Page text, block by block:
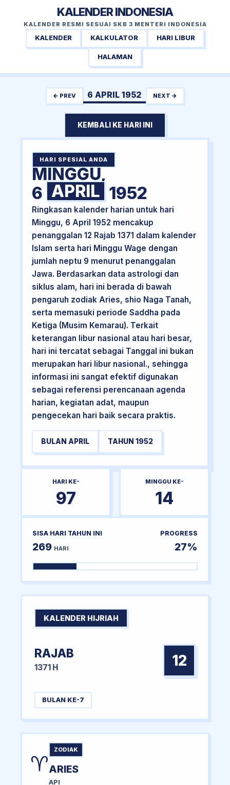
KALENDER INDONESIA
KALENDER RESMI SESUAI SKB 3 MENTERI INDONESIA
KALENDER KALKULATOR HARI LIBUR
HALAMAN
← PREV 6 APRIL 1952 NEXT →
KEMBALI KE HARI INI
HARI SPESIAL ANDA
MINGGU,
6 APRIL 1952
Ringkasan kalender harian untuk hari
Minggu, 6 April 1952 mencakup
penanggalan 12 Rajab 1371 dalam kalender
Islam serta hari Minggu Wage dengan
jumlah neptu 9 menurut penanggalan
Jawa. Berdasarkan data astrologi dan
siklus alam, hari ini berada di bawah
pengaruh zodiak Aries, shio Naga Tanah,
serta memasuki periode Saddha pada
Ketiga (Musim Kemarau). Terkait
keterangan libur nasional atau hari besar,
hari ini tercatat sebagai Tanggal ini bukan
merupakan hari libur nasional., sehingga
informasi ini sangat efektif digunakan
sebagai referensi perencanaan agenda
harian, kegiatan adat, maupun
pengecekan hari baik secara praktis.
BULAN APRIL TAHUN 1952
HARI KE-
97
MINGGU KE-
14
SISA HARI TAHUN INI
269 HARI
PROGRESS
27%
KALENDER HIJRIAH
RAJAB
1371 H 12
BULAN KE-7
♈
ZODIAK
ARIES
API